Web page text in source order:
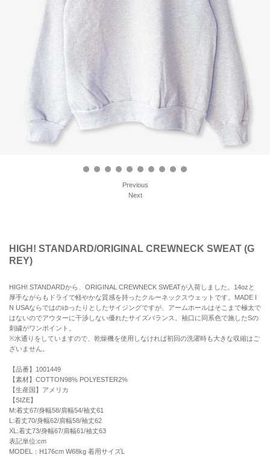
Previous
Next
HIGH! STANDARD/ORIGINAL CREWNECK SWEAT (G
REY)
HIGH! STANDARDから、ORIGINAL CREWNECK SWEATが入荷しました。14ozと
厚手ながらもドライで軽やかな質感を持ったクルーネックスウェットです。MADE I
N USAならではのゆったりとしたサイジングですが、アームホールはそこまで極太で
はないのでアウターに干渉しない優れたサイズバランス。袖口に同系色で施したSの
刺繍がワンポイント。
※水通りをしていますので、乾燥機を使用しなければ初回の洗濯時も大きな収縮はご
ざいません。
【品番】1001449
【素材】COTTON98% POLYESTER2%
【生産国】アメリカ
【SIZE】
M:着丈67/身幅58/肩幅54/袖丈61
L:着丈70/身幅62/肩幅58/袖丈62
XL:着丈73/身幅67/肩幅61/袖丈63
表記単位:cm
MODEL：H176cm W68kg 着用サイズL